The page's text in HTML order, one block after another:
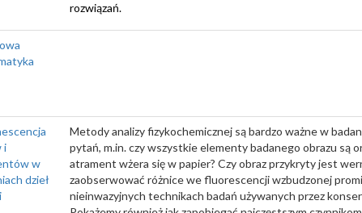
rozwiązań.
i
w
dzieł
Metody analizy fizykochemicznej są bardzo ważne w
pytań, m.in. czy wszystkie elementy badanego obrazu są
atrament wżera się w papier? Czy obraz przykryty jest
zaobserwować różnice we fluorescencji wzbudzonej
nieinwazyjnych technikach badań używanych przez